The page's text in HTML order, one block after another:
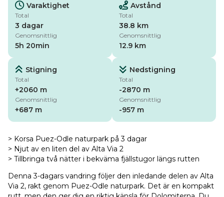
Varaktighet
Total
3 dagar
Genomsnittlig
5h 20min
Avstånd
Total
38.8 km
Genomsnittlig
12.9 km
Stigning
Total
+2060 m
Genomsnittlig
+687 m
Nedstigning
Total
-2870 m
Genomsnittlig
-957 m
> Korsa Puez-Odle naturpark på 3 dagar
> Njut av en liten del av Alta Via 2
> Tillbringa två nätter i bekväma fjällstugor längs rutten
Denna 3-dagars vandring följer den inledande delen av Alta
Via 2, rakt genom Puez-Odle naturpark. Det är en kompakt